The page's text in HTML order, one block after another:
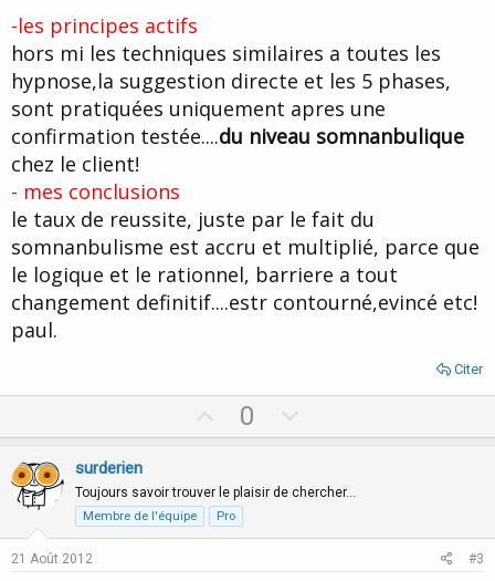
-les principes actifs
hors mi les techniques similaires a toutes les
hypnose,la suggestion directe et les 5 phases,
sont pratiquées uniquement apres une
confirmation testée....du niveau somnanbulique
chez le client!
- mes conclusions
le taux de reussite, juste par le fait du
somnanbulisme est accru et multiplié, parce que
le logique et le rationnel, barriere a tout
changement definitif....estr contourné,evincé etc!
paul.
Citer
p
o
t
e
0
o
n
o
surderien
Toujours savoir trouver le plaisir de chercher…
Membre de l'équipe Pro
21 Août 2012 #3